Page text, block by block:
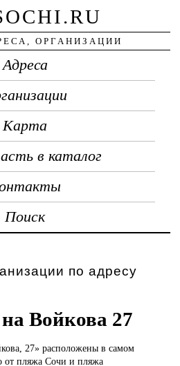
ОРГАНИЗАЦИИ
Адреса
Карта
в каталог
Поиск
по адресу
Войкова 27
27» расположены в самом
от пляжа Сочи и пляжа